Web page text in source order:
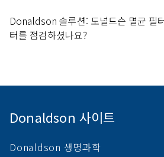
Donaldson 솔루션: 도널드슨 멸균 필
터를 점검하셨나요?
Donaldson 사이트
Donaldson 생명과학